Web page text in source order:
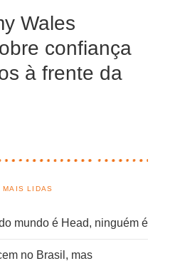
Wales
confiança
à frente da
MAIS LIDAS
mundo é Head, ninguém é
no Brasil, mas